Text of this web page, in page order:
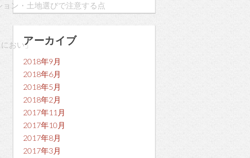
ョン・土地選びで注意する点
おい」アーカイブ
2018年9月
2018年6月
2018年5月
2018年2月
2017年11月
2017年10月
2017年8月
2017年3月